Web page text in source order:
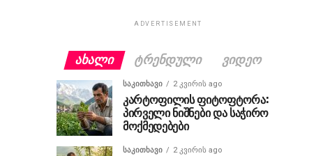
ADVERTISEMENT
ᲐᲮᲐᲚᲘ ᲢᲠᲔᲜᲓᲣᲚᲘ ᲕᲘᲓᲔᲝ
ᲡᲐᲙᲘᲗᲮᲐᲕᲘ 2 კვირის ago
კარტოფილის ფიტოფტორა:
პირველი ნიშნები და საჭირო
მოქმედებები
ᲡᲐᲙᲘᲗᲮᲐᲕᲘ 2 კვირის ago